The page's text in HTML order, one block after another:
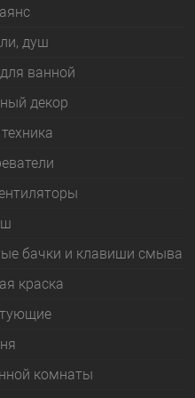
душ
ванной
декор
бачки и клавиши смыва
краска
комнаты